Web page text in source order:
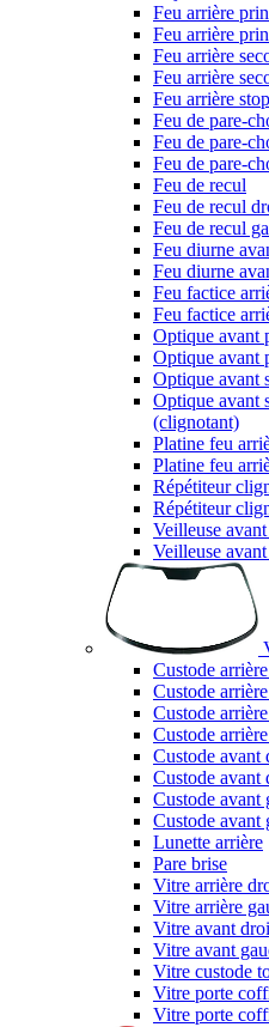
Feu arrière
Feu arrière
Feu arrière
Feu arrière
Feu arrière
Feu de pare-
Feu de pare-
Feu de pare-
Feu de recul
Feu de recul
Feu de recul
Feu diurne
Feu diurne
Feu factice
Feu factice
Optique avant
Optique avant
Optique avant
Optique avant
(clignotant)
Platine feu
Platine feu
Répétiteur
Répétiteur
Veilleuse
Veilleuse
Custode
Custode
Custode
Custode
Custode avant
Custode avant
Custode avant
Custode avant
Lunette arrière
Pare brise
Vitre arrière
Vitre arrière
Vitre avant
Vitre avant
Vitre custode
Vitre porte
Vitre porte